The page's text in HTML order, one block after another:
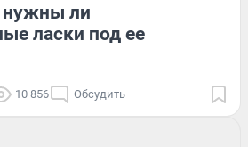
нужны ли
ласки под ее
10 856 Обсудить